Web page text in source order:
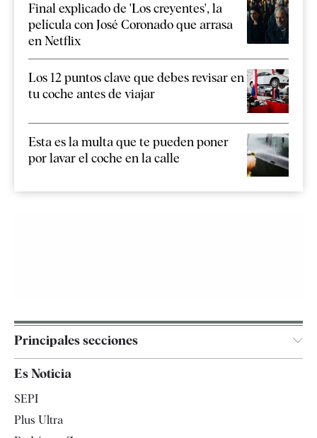
Final explicado de 'Los creyentes', la
película con José Coronado que arrasa
en Netflix
Los 12 puntos clave que debes revisar en
tu coche antes de viajar
Esta es la multa que te pueden poner
por lavar el coche en la calle
Principales secciones
España
Es Noticia
SEPI
Plus Ultra